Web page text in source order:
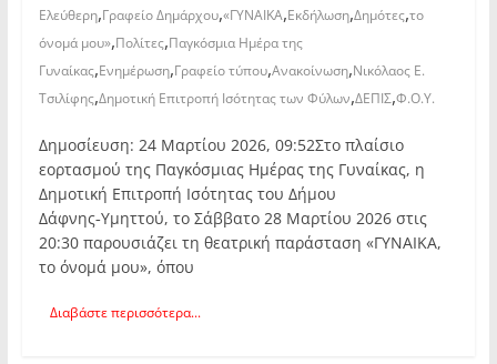
Ελεύθερη,Γραφείο Δημάρχου,«ΓΥΝΑΙΚΑ,Εκδήλωση,Δημότες,το
όνομά μου»,Πολίτες,Παγκόσμια Ημέρα της
Γυναίκας,Ενημέρωση,Γραφείο τύπου,Ανακοίνωση,Νικόλαος Ε.
Τσιλίφης,Δημοτική Επιτροπή Ισότητας των Φύλων,ΔΕΠΙΣ,Φ.Ο.Υ.
Δημοσίευση: 24 Μαρτίου 2026, 09:52Στο πλαίσιο
εορτασμού της Παγκόσμιας Ημέρας της Γυναίκας, η
Δημοτική Επιτροπή Ισότητας του Δήμου
Δάφνης‑Υμηττού, το Σάββατο 28 Μαρτίου 2026 στις
20:30 παρουσιάζει τη θεατρική παράσταση «ΓΥΝΑΙΚΑ,
το όνομά μου», όπου
Διαβάστε περισσότερα...